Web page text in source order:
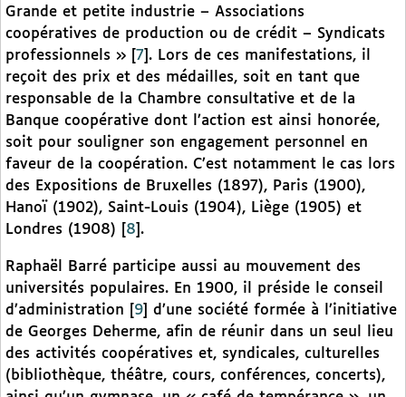
Grande et petite industrie – Associations
coopératives de production ou de crédit – Syndicats
professionnels »
7 . Lors de ces manifestations, il
reçoit des prix et des médailles, soit en tant que
responsable de la Chambre consultative et de la
Banque coopérative dont l’action est ainsi honorée,
soit pour souligner son engagement personnel en
faveur de la coopération. C’est notamment le cas lors
des Expositions de Bruxelles (1897), Paris (1900),
Hanoï (1902), Saint-Louis (1904), Liège (1905) et
Londres (1908)
8 .
Raphaël Barré participe aussi au mouvement des
universités populaires. En 1900, il préside le conseil
d’administration
9
d’une société formée à l’initiative
de Georges Deherme, afin de réunir dans un seul lieu
des activités coopératives et, syndicales, culturelles
(bibliothèque, théâtre, cours, conférences, concerts),